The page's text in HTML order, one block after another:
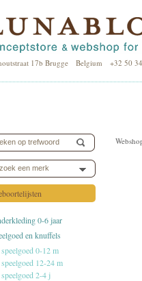
17b Brugge Belgium +32 50
een merk
0-6 jaar
en knuffels
speelgoed 0-12 m
speelgoed 12-24 m
speelgoed 2-4 j